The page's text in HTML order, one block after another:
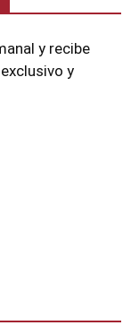
y recibe
y